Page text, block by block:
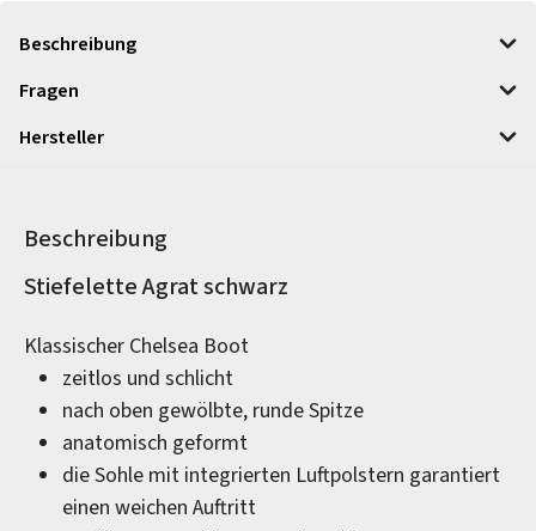
Beschreibung
Fragen
Hersteller
Beschreibung
Produktinformationen
Stiefelette Agrat schwarz
Klassischer Chelsea Boot
zeitlos und schlicht
nach oben gewölbte, runde Spitze
anatomisch geformt
die Sohle mit integrierten Luftpolstern garantiert
einen weichen Auftritt